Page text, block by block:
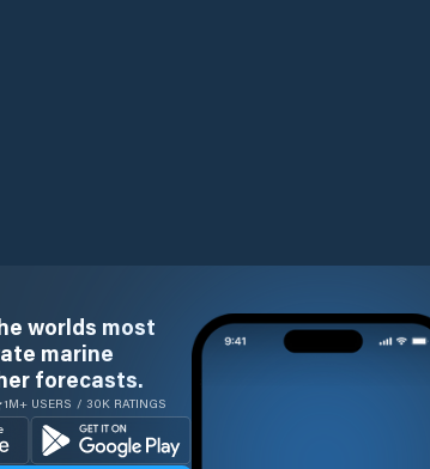
worlds most
marine
forecasts.
1M+ USERS / 30K RATINGS